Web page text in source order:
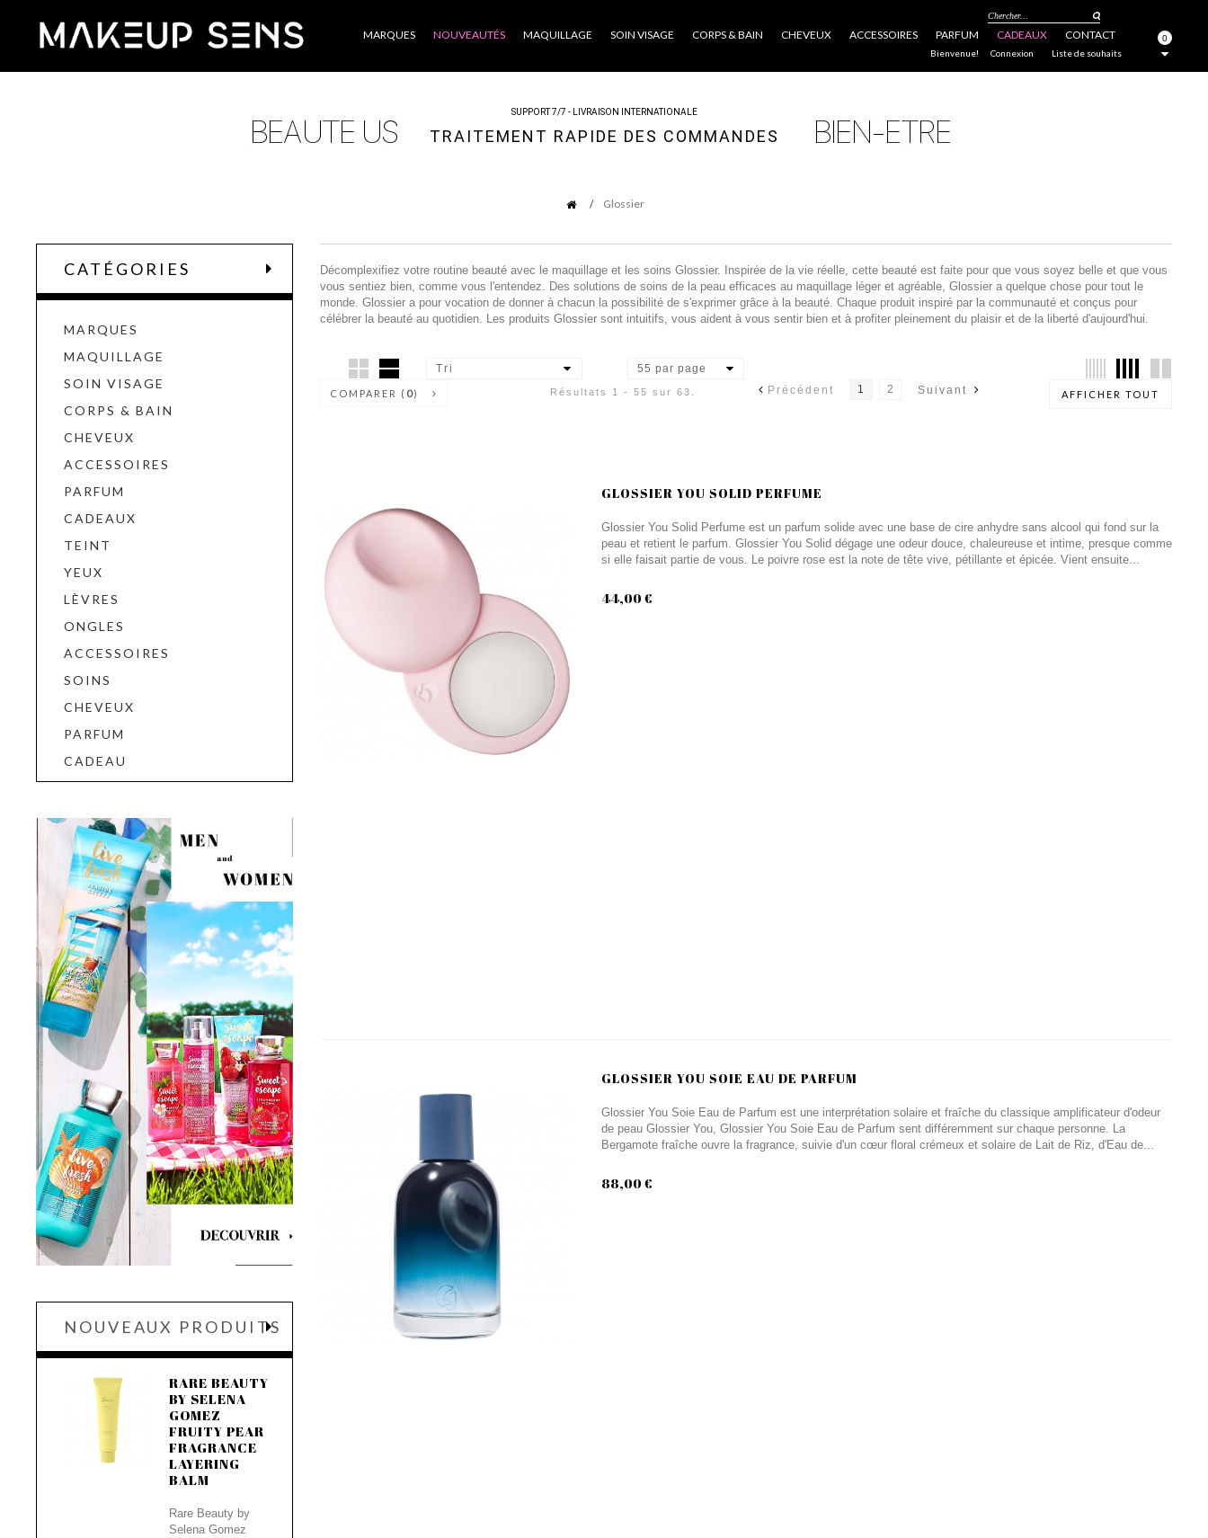
Catégories MARQUES NOUVEAUTÉS MAQUILLAGE SOIN VISAGE CORPS & BAIN CHEVEUX ACCESSOIRES PARFUM CADEAUX CONTACT
Chercher...
0
Liste de souhaits
Bienvenue! Connexion
SUPPORT 7/7 - LIVRAISON INTERNATIONALE
TRAITEMENT RAPIDE DES COMMANDES
Glossier
CATÉGORIES
MARQUES
MAQUILLAGE
SOIN VISAGE
CORPS & BAIN
CHEVEUX
ACCESSOIRES
PARFUM
CADEAUX
TEINT
YEUX
LÈVRES
ONGLES
ACCESSOIRES
SOINS
CHEVEUX
PARFUM
CADEAU
NOUVEAUX PRODUITS
RARE BEAUTY
BY SELENA
GOMEZ
FRUITY PEAR
FRAGRANCE
LAYERING
BALM
Rare Beauty by
Selena Gomez
Décomplexifiez votre routine beauté avec le maquillage et les soins Glossier. Inspirée de la vie réelle, cette beauté est faite pour que vous soyez belle et que vous
vous sentiez bien, comme vous l'entendez. Des solutions de soins de la peau efficaces au maquillage léger et agréable, Glossier a quelque chose pour tout le
monde. Glossier a pour vocation de donner à chacun la possibilité de s'exprimer grâce à la beauté. Chaque produit inspiré par la communauté et conçus pour
célébrer la beauté au quotidien. Les produits Glossier sont intuitifs, vous aident à vous sentir bien et à profiter pleinement du plaisir et de la liberté d'aujourd'hui.
Tri 55 par page
COMPARER ( 0) AFFICHER TOUT
Précédent 1 2 Suivant
Résultats 1 - 55 sur 63.
GLOSSIER YOU SOLID PERFUME
Glossier You Solid Perfume est un parfum solide avec une base de cire anhydre sans alcool qui fond sur la
peau et retient le parfum. Glossier You Solid dégage une odeur douce, chaleureuse et intime, presque comme
si elle faisait partie de vous. Le poivre rose est la note de tête vive, pétillante et épicée. Vient ensuite...
44,00 €
GLOSSIER YOU SOIE EAU DE PARFUM
Glossier You Soie Eau de Parfum est une interprétation solaire et fraîche du classique amplificateur d'odeur
de peau Glossier You, Glossier You Soie Eau de Parfum sent différemment sur chaque personne. La
Bergamote fraîche ouvre la fragrance, suivie d'un cœur floral crémeux et solaire de Lait de Riz, d'Eau de...
88,00 €